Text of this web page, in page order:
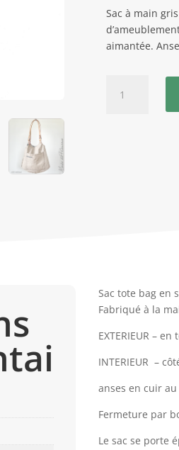
Sac à main
aimantée.
Sac tote bag en
Fabriqué à la
EXTERIEUR –
INTERIEUR –
anses en cuir
Fermeture par
Le sac se porte